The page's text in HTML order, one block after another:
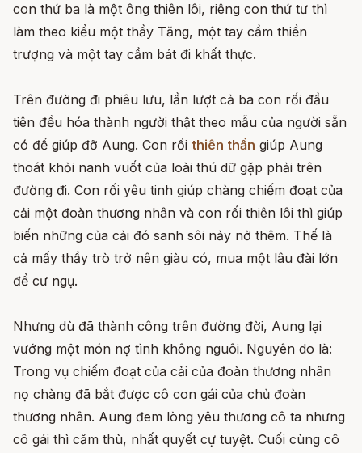
con thứ ba là một ông thiên lôi, riêng con thứ tư thì
làm theo kiểu một thầy Tăng, một tay cầm thiền
trượng và một tay cầm bát đi khất thực.
Trên đường đi phiêu lưu, lần lượt cả ba con rối đầu
tiên đều hóa thành người thật theo mẫu của người sẵn
có để giúp đỡ Aung. Con rối thiên thần giúp Aung
thoát khỏi nanh vuốt của loài thú dữ gặp phải trên
đường đi. Con rối yêu tinh giúp chàng chiếm đoạt của
cải một đoàn thương nhân và con rối thiên lôi thì giúp
biến những của cải đó sanh sôi nảy nở thêm. Thế là
cả mấy thầy trò trở nên giàu có, mua một lâu đài lớn
để cư ngụ.
Nhưng dù đã thành công trên đường đời, Aung lại
vướng một món nợ tình không nguôi. Nguyên do là:
Trong vụ chiếm đoạt của cải của đoàn thương nhân
nọ chàng đã bắt được cô con gái của chủ đoàn
thương nhân. Aung đem lòng yêu thương cô ta nhưng
cô gái thì căm thù, nhất quyết cự tuyệt. Cuối cùng cô